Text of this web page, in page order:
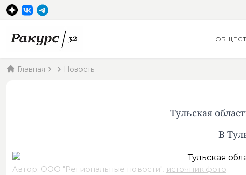
Главная Новость
Тульская
В
Автор: ООО "Региональные новости", источник фото.